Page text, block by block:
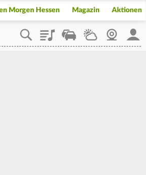
Morgen Hessen Magazin Aktionen
PlaylistStaupilotWetterWebcam